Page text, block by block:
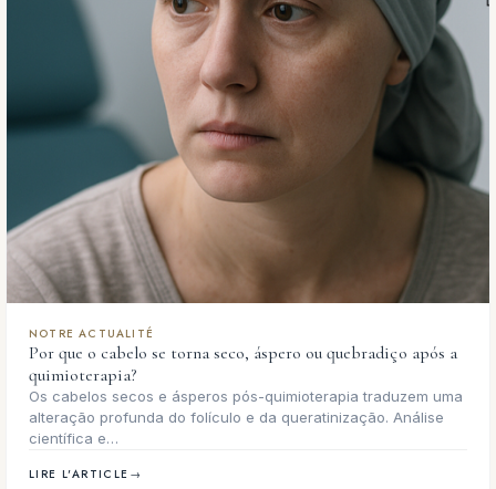
NOTRE ACTUALITÉ
Por que o cabelo se torna seco, áspero ou quebradiço após a
quimioterapia?
Os cabelos secos e ásperos pós-quimioterapia traduzem uma
alteração profunda do folículo e da queratinização. Análise
científica e…
LIRE L'ARTICLE →